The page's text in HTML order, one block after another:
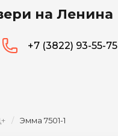
на Ленина
+7 (3822) 93-55-75
/ Эмма 7501-1